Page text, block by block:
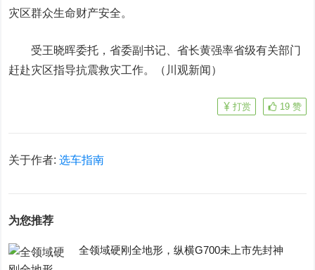
灾区群众生命财产安全。
受王晓晖委托，省委副书记、省长黄强率省级有关部门
赶赴灾区指导抗震救灾工作。（川观新闻）
19 赞
打赏
关于作者:选车指南
为您推荐
全领域硬刚全地形，纵横G700未上市先封神